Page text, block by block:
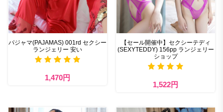
パジャマ(PAJAMAS) 001rd セクシー
ランジェリー 安い
1,470円
【セール開催中】セクシーテディ
(SEXYTEDDY) 156pp ランジェリー
ショップ
1,522円